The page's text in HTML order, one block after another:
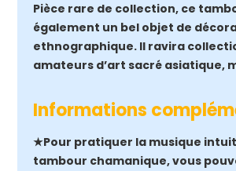
Pièce rare de collection, ce
également un bel objet de
ethnographique. Il ravira
amateurs d’art sacré asiatique,
Informations
★Pour pratiquer la musique
tambour chamanique, vous